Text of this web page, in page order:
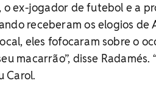
o ex-jogador de futebol e a
receberam os elogios
eles fofocaram sobre o
macarrão”, disse
Carol.